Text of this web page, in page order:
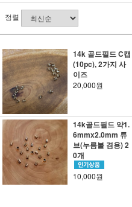
정렬
14k 골드필드 C캡
(10pc), 2가지 사
이즈
20,000원
14k골드필드 약1.
6mmx2.0mm 튜
브(누름볼 겸용) 2
0개
10,000원